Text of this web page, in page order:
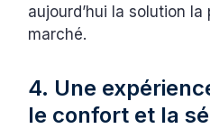
aujourd’hui la solution
marché.
4. Une
le confort et la